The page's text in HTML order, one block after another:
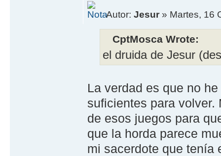
Autor:Jesur » Martes, 16
CptMosca Wrote:
el druida de Jesur
La verdad es que no
suficientes para volver.
de esos juegos para
que la horda parece
mi sacerdote que tenía